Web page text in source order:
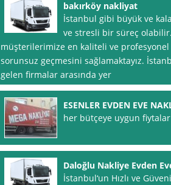
bakırköy nakliyat
İstanbul gibi büyük ve
ve stresli bir süreç
müşterilerimize en kaliteli ve
sorunsuz geçmesini sağlamaktayız.
gelen firmalar arasında yer
ESENLER EVDEN EVE
her bütçeye uygun fiytalar
Daloğlu Nakliye Evden
İstanbul‘un Hızlı ve